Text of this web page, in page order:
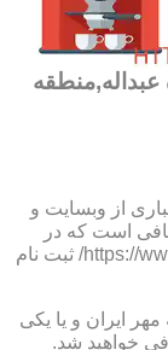
از وبسایت و
است که در
وبسایت این مجموعه به آدرس https://www.homeappli.ir/ ثبت نام
ایران و یا یکی
خواهید شد.